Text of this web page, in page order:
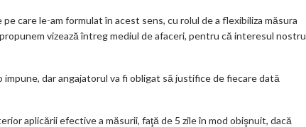
care le-am formulat în acest sens, cu rolul de a flexibiliza măsura
vizează întreg mediul de afaceri, pentru că interesul nostru
dar angajatorul va fi obligat să justifice de fiecare dată
aplicării efective a măsurii, faţă de 5 zile în mod obişnuit, dacă